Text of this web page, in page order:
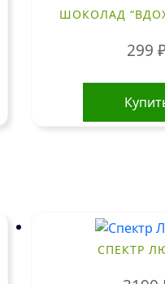
ШОКОЛАД
299
СПЕКТР